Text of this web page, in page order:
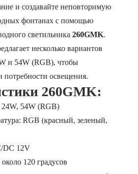
и создавайте неповторимую
фонтанах с помощью
светильника260GMK.
несколько вариантов
и 54W (RGB), чтобы
потребности освещения.
260GMK:
54W (RGB)
RGB (красный, зеленый,
DC 12V
120 градусов